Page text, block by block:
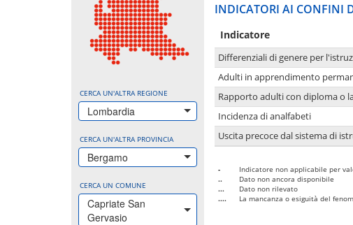
CERCA UN'ALTRA REGIONE
Lombardia
CERCA UN'ALTRA PROVINCIA
Bergamo
CERCA UN COMUNE
Capriate San
Gervasio
INDICATORI AI CONFINI
Indicatore
Differenziali di genere per
Adulti in apprendimento
Rapporto adulti con diploma o
Incidenza di analfabeti
Uscita precoce dal sistema di
-
Indicatore non applicabile per
..
Dato non ancora disponibile
...
Dato non rilevato
....
La mancanza o esiguità del